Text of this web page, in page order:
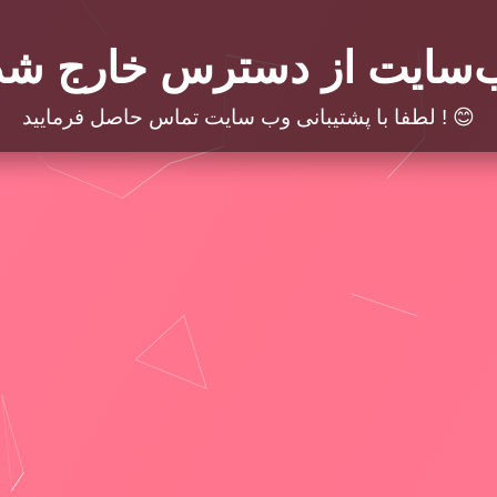
از دسترس خارج
لطفا با پشتیبانی وب سایت تماس حاصل فرمایید ! 😊